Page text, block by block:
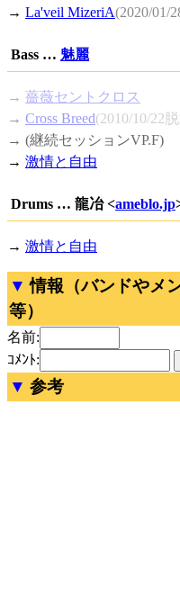
→ La'veil MizeriA(2020/01/
Bass … 魅麗
→ 薔薇セントクロス
→ Cross Breed(2010/10/22
→ (継続セッションVP.F)
→ 激情と自由
Drums … 龍冶 <ameblo.jp
→ 激情と自由
情報（バンドやメ
等）
名前:
ｺﾒﾝﾄ:
参考